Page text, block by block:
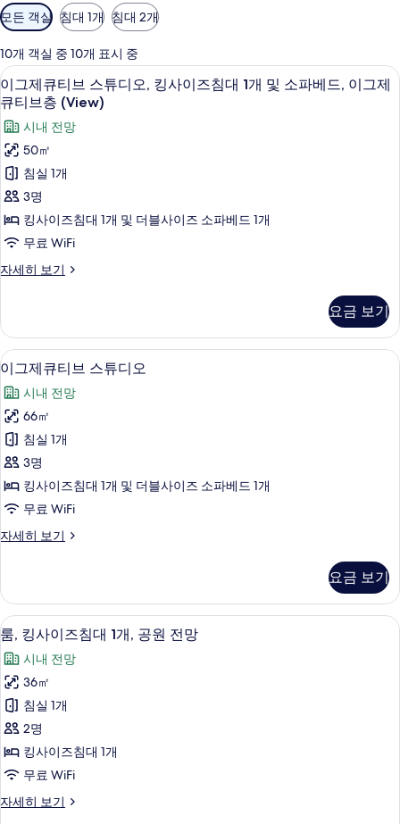
객
실
에
사
용
가
능
한
필
터
모든 객실 침대 1개 침대 2개
10개 객실 중 10개 표시 중
이
그
제
큐
티
브
스
튜
디
사
이
즈
침
대
개
및
소
파
이
그
제
큐
티
브
층
(View)
진
이그제큐티브 스튜디오, 킹사이즈침
5
이그제큐티브 스튜디오, 킹사이즈침대 1개 및 소파베드, 이그제
큐티브층 (View)
시내 전망
50㎡
침실 1개
3명
킹사이즈침대 1개 및 더블사이즈 소파베드 1개
무료 WiFi
자세히 보기
이
티
브
스
튜
디
오,
킹
사
이
즈
침
대
개
파
베
드,
이
그
제
큐
티
층
(View)
자
세
히
요금 보기
이
그
제
큐
티
브
스
튜
디
사
진
모
두
보
기
이그제큐티브 스튜디오 | 고급 침구,
6
이그제큐티브 스튜디오
시내 전망
66㎡
침실 1개
3명
킹사이즈침대 1개 및 더블사이즈 소파베드 1개
무료 WiFi
자세히 보기
이
티
브
스
튜
디
오
자
세
히
보
기
요금 보기
룸,
킹
사
이
즈
침
대
개,
고급 침구, 오리/거위털 이불, 미니바,
5
룸, 킹사이즈침대 1개, 공원 전망
시내 전망
36㎡
침실 1개
2명
킹사이즈침대 1개
무료 WiFi
자세히 보기
룸,